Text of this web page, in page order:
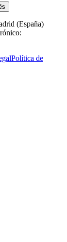
(España)
Política de